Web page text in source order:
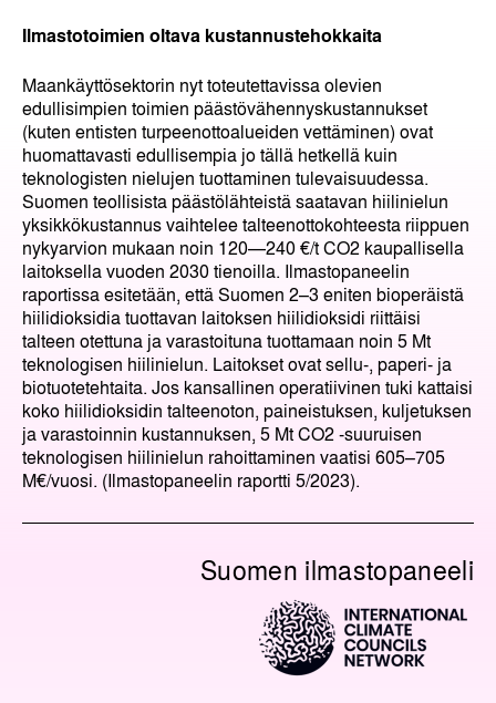
Ilmastotoimien oltava kustannustehokkaita
Maankäyttösektorin nyt toteutettavissa olevien
edullisimpien toimien päästövähennyskustannukset
(kuten entisten turpeenottoalueiden vettäminen) ovat
huomattavasti edullisempia jo tällä hetkellä kuin
teknologisten nielujen tuottaminen tulevaisuudessa.
Suomen teollisista päästölähteistä saatavan hiilinielun
yksikkökustannus vaihtelee talteenottokohteesta riippuen
nykyarvion mukaan noin 120—240 €/t CO2 kaupallisella
laitoksella vuoden 2030 tienoilla. Ilmastopaneelin
raportissa esitetään, että Suomen 2–3 eniten bioperäistä
hiilidioksidia tuottavan laitoksen hiilidioksidi riittäisi
talteen otettuna ja varastoituna tuottamaan noin 5 Mt
teknologisen hiilinielun. Laitokset ovat sellu-, paperi- ja
biotuotetehtaita. Jos kansallinen operatiivinen tuki kattaisi
koko hiilidioksidin talteenoton, paineistuksen, kuljetuksen
ja varastoinnin kustannuksen, 5 Mt CO2 -suuruisen
teknologisen hiilinielun rahoittaminen vaatisi 605–705
M€/vuosi. (Ilmastopaneelin raportti 5/2023).
Suomen ilmastopaneeli